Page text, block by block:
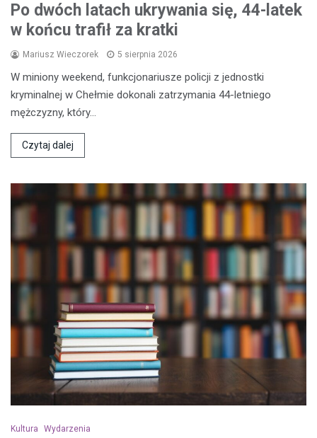
Po dwóch latach ukrywania się, 44-latek
w końcu trafił za kratki
Mariusz Wieczorek 5 sierpnia 2026
W miniony weekend, funkcjonariusze policji z jednostki
kryminalnej w Chełmie dokonali zatrzymania 44-letniego
mężczyzny, który…
Czytaj dalej
Kultura Wydarzenia